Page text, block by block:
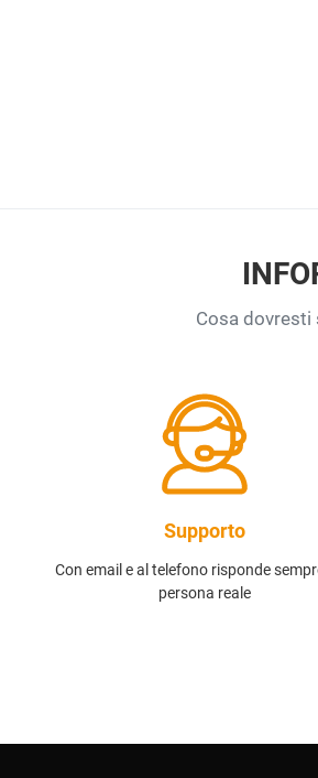
Cosa dovresti
Supporto
Con email e al telefono risponde
persona reale